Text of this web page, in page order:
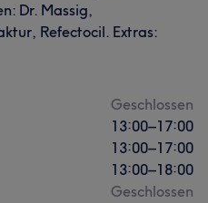
Dr. Massig,
Refectocil. Extras:
Geschlossen
13:00–17:00
13:00–17:00
13:00–18:00
Geschlossen